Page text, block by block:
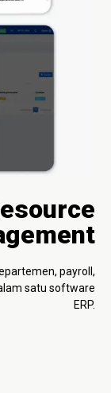
payroll,
satu software
ERP.